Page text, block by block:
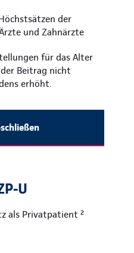
der
und Zahnärzte
für das Alter
Beitrag nicht
erhöht.
U
als Privatpatient ²